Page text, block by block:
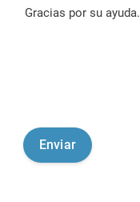
Gracias por su ayuda.